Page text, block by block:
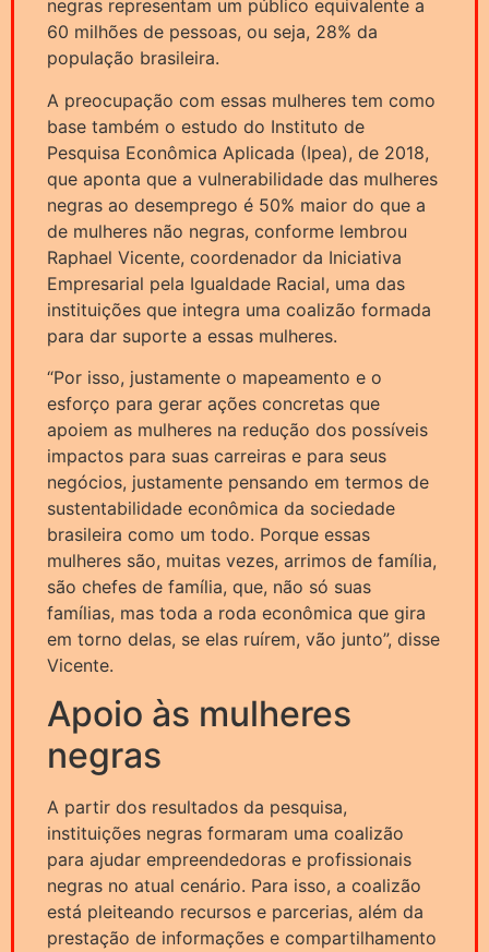
negras representam um público equivalente a
60 milhões de pessoas, ou seja, 28% da
população brasileira.
A preocupação com essas mulheres tem como
base também o estudo do Instituto de
Pesquisa Econômica Aplicada (Ipea), de 2018,
que aponta que a vulnerabilidade das mulheres
negras ao desemprego é 50% maior do que a
de mulheres não negras, conforme lembrou
Raphael Vicente, coordenador da Iniciativa
Empresarial pela Igualdade Racial, uma das
instituições que integra uma coalizão formada
para dar suporte a essas mulheres.
“Por isso, justamente o mapeamento e o
esforço para gerar ações concretas que
apoiem as mulheres na redução dos possíveis
impactos para suas carreiras e para seus
negócios, justamente pensando em termos de
sustentabilidade econômica da sociedade
brasileira como um todo. Porque essas
mulheres são, muitas vezes, arrimos de família,
são chefes de família, que, não só suas
famílias, mas toda a roda econômica que gira
em torno delas, se elas ruírem, vão junto”, disse
Vicente.
Apoio às mulheres
negras
A partir dos resultados da pesquisa,
instituições negras formaram uma coalizão
para ajudar empreendedoras e profissionais
negras no atual cenário. Para isso, a coalizão
está pleiteando recursos e parcerias, além da
prestação de informações e compartilhamento